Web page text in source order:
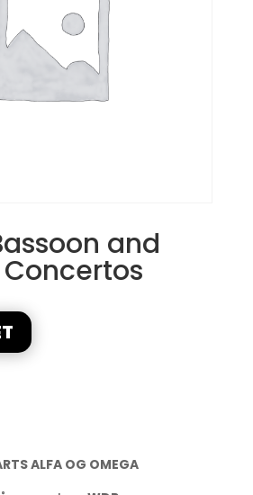
and
ALFA OG OMEGA